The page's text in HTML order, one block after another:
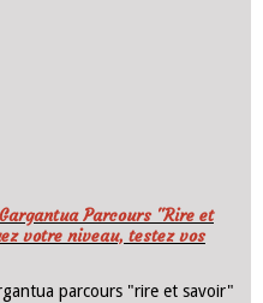
Rabelais
et savoir" .
testez vos
avec les